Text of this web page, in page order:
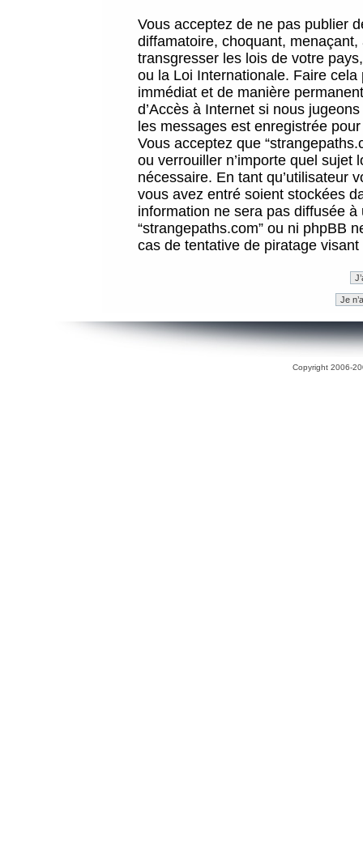
Vous acceptez de ne pas publier
diffamatoire, choquant,
transgresser les lois de votre
ou la Loi Internationale. Faire
immédiat et de manière
d’Accès à Internet si nous
les messages est enregistrée
Vous acceptez que
ou verrouiller n’importe quel sujet
nécessaire. En tant qu’utilisateur
vous avez entré soient stockées
information ne sera pas diffusée
“strangepaths.com” ou ni phpBB
cas de tentative de piratage
Copyright 2006-